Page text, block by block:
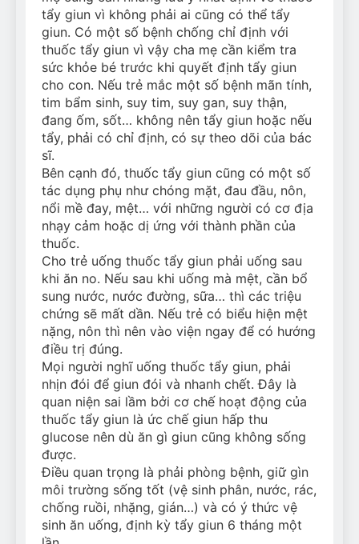
tẩy giun vì không phải ai cũng có thể tẩy
giun. Có một số bệnh chống chỉ định với
thuốc tẩy giun vì vậy cha mẹ cần kiểm tra
sức khỏe bé trước khi quyết định tẩy giun
cho con. Nếu trẻ mắc một số bệnh mãn tính,
tim bẩm sinh, suy tim, suy gan, suy thận,
đang ốm, sốt… không nên tẩy giun hoặc nếu
tẩy, phải có chỉ định, có sự theo dõi của bác
sĩ.
Bên cạnh đó, thuốc tẩy giun cũng có một số
tác dụng phụ như chóng mặt, đau đầu, nôn,
nổi mề đay, mệt… với những người có cơ địa
nhạy cảm hoặc dị ứng với thành phần của
thuốc.
Cho trẻ uống thuốc tẩy giun phải uống sau
khi ăn no. Nếu sau khi uống mà mệt, cần bổ
sung nước, nước đường, sữa… thì các triệu
chứng sẽ mất dần. Nếu trẻ có biểu hiện mệt
nặng, nôn thì nên vào viện ngay để có hướng
điều trị đúng.
Mọi người nghĩ uống thuốc tẩy giun, phải
nhịn đói để giun đói và nhanh chết. Đây là
quan niện sai lầm bởi cơ chế hoạt động của
thuốc tẩy giun là ức chế giun hấp thu
glucose nên dù ăn gì giun cũng không sống
được.
Điều quan trọng là phải phòng bệnh, giữ gìn
môi trường sống tốt (vệ sinh phân, nước, rác,
chống ruồi, nhặng, gián…) và có ý thức vệ
sinh ăn uống, định kỳ tẩy giun 6 tháng một